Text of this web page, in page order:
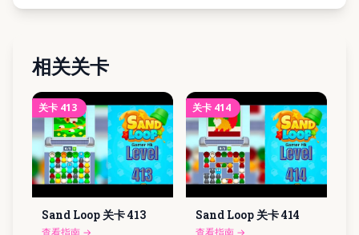
相关关卡
关卡 413
Sand Loop 关卡413
查看指南 →
关卡 414
Sand Loop 关卡414
查看指南 →